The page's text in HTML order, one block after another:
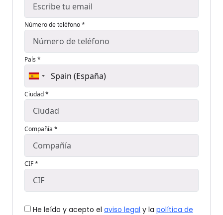
Número de teléfono *
País *
Ciudad *
Compañía *
CIF *
He leído y acepto el aviso legal y la política de